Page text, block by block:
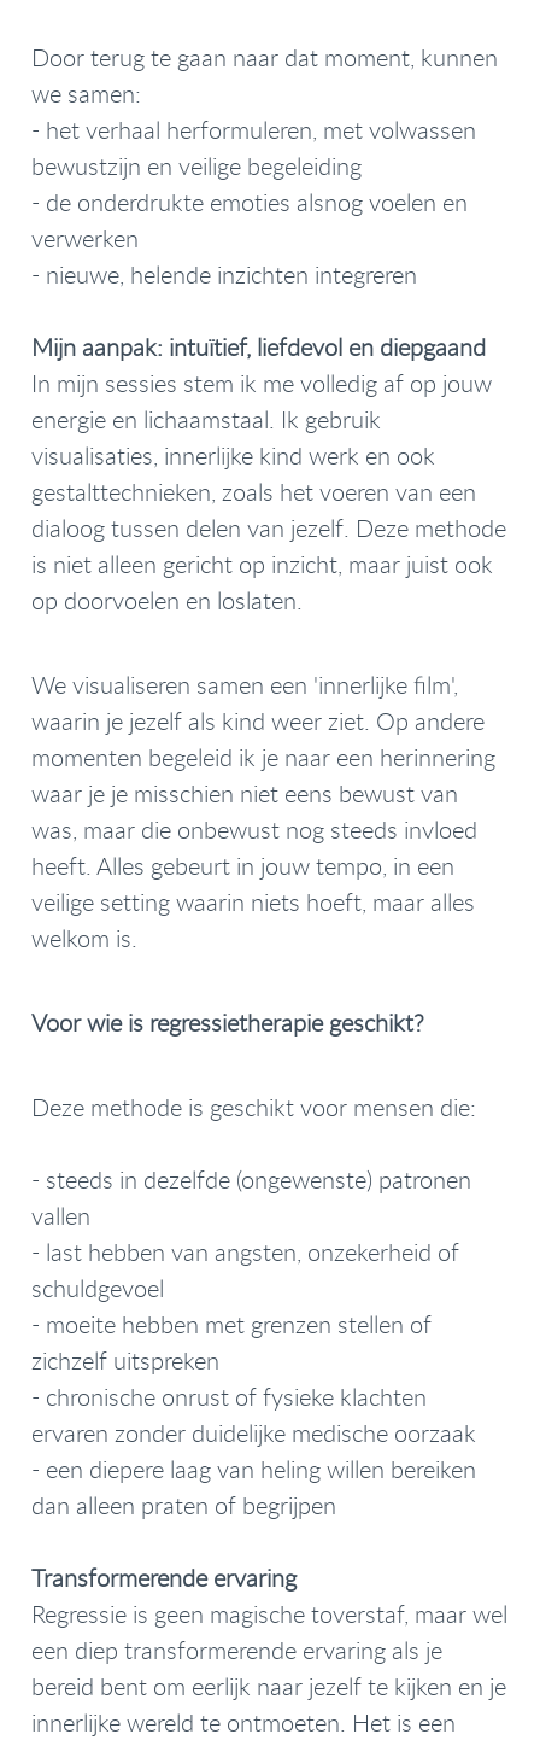
Door terug te gaan naar dat moment, kunnen
we samen:
- het verhaal herformuleren, met volwassen
bewustzijn en veilige begeleiding
- de onderdrukte emoties alsnog voelen en
verwerken
- nieuwe, helende inzichten integreren
Mijn aanpak: intuïtief, liefdevol en diepgaand
In mijn sessies stem ik me volledig af op jouw
energie en lichaamstaal. Ik gebruik
visualisaties, innerlijke kind werk en ook
gestalttechnieken, zoals het voeren van een
dialoog tussen delen van jezelf. Deze methode
is niet alleen gericht op inzicht, maar juist ook
op doorvoelen en loslaten.
We visualiseren samen een 'innerlijke film',
waarin je jezelf als kind weer ziet. Op andere
momenten begeleid ik je naar een herinnering
waar je je misschien niet eens bewust van
was, maar die onbewust nog steeds invloed
heeft. Alles gebeurt in jouw tempo, in een
veilige setting waarin niets hoeft, maar alles
welkom is.
Voor wie is regressietherapie geschikt?
Deze methode is geschikt voor mensen die:
- steeds in dezelfde (ongewenste) patronen
vallen
- last hebben van angsten, onzekerheid of
schuldgevoel
- moeite hebben met grenzen stellen of
zichzelf uitspreken
- chronische onrust of fysieke klachten
ervaren zonder duidelijke medische oorzaak
- een diepere laag van heling willen bereiken
dan alleen praten of begrijpen
Transformerende ervaring
Regressie is geen magische toverstaf, maar wel
een diep transformerende ervaring als je
bereid bent om eerlijk naar jezelf te kijken en je
innerlijke wereld te ontmoeten. Het is een